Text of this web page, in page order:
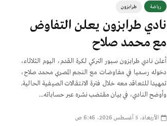
رياضة طرابزون
نادي طرابزون يعلن التفاوض
مع محمد صلاح
أعلن نادي طرابزون سبور التركي لكرة القدم، اليوم الثلاثاء،
دخوله رسميا في مفاوضات مع النجم المصري محمد صلاح،
تمهيدا للتعاقد معه خلال فترة الانتقالات الصيفية الحالية.
وأوضح النادي، في بيان مقتضب نشره عبر حساباته...
الأربعاء، 5 أغسطس 2026، 6:46 ص